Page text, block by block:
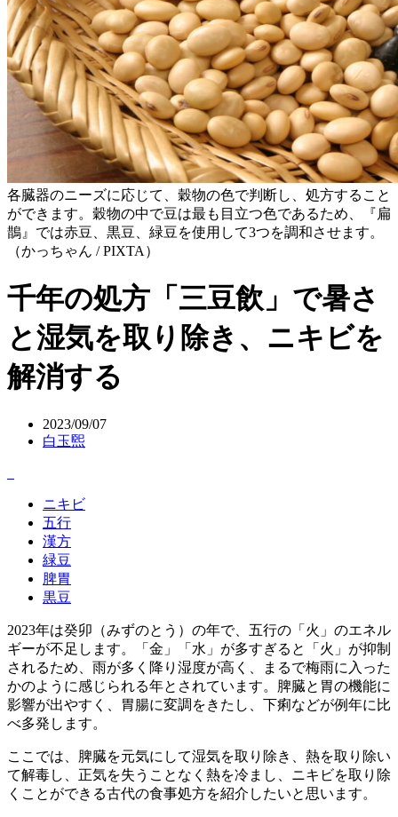
各臓器のニーズに応じて、穀物の色で判断し、処方すること
ができます。穀物の中で豆は最も目立つ色であるため、『扁
鵲』では赤豆、黒豆、緑豆を使用して3つを調和させます。
（かっちゃん / PIXTA）
千年の処方「三豆飲」で暑さ
と湿気を取り除き、ニキビを
解消する
2023/09/07
白玉煕
ニキビ
五行
漢方
緑豆
脾胃
黒豆
2023年は癸卯（みずのとう）の年で、五行の「火」のエネル
ギーが不足します。「金」「水」が多すぎると「火」が抑制
されるため、雨が多く降り湿度が高く、まるで梅雨に入った
かのように感じられる年とされています。脾臓と胃の機能に
影響が出やすく、胃腸に変調をきたし、下痢などが例年に比
べ多発します。
ここでは、脾臓を元気にして湿気を取り除き、熱を取り除い
て解毒し、正気を失うことなく熱を冷まし、ニキビを取り除
くことができる古代の食事処方を紹介したいと思います。